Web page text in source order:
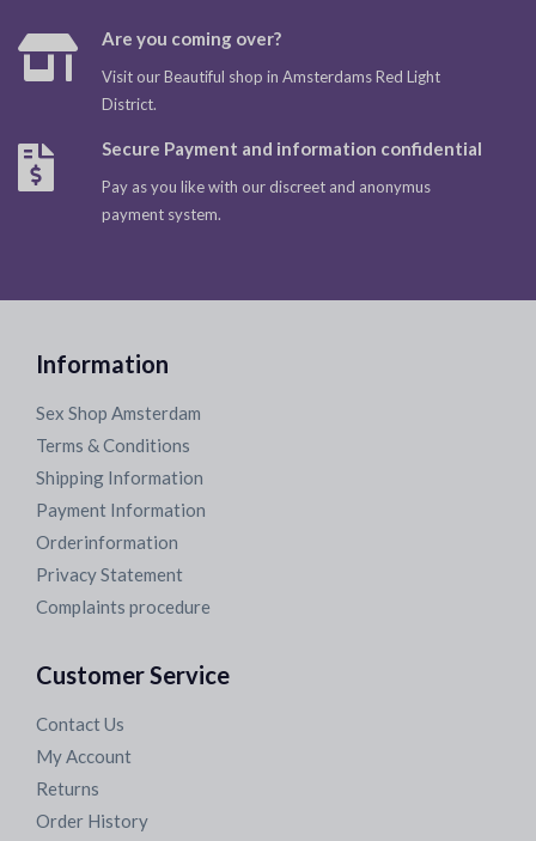
Are you coming over?
Visit our Beautiful shop in Amsterdams Red Light
District.
Secure Payment and information confidential
Pay as you like with our discreet and anonymus
payment system.
Information
Sex Shop Amsterdam
Terms & Conditions
Shipping Information
Payment Information
Orderinformation
Privacy Statement
Complaints procedure
Customer Service
Contact Us
My Account
Returns
Order History